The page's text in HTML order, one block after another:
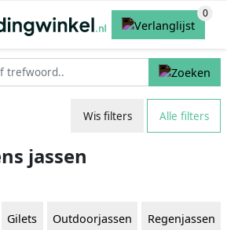
Wis filters Alle filters
jassen
Gilets Outdoorjassen Regenjassen